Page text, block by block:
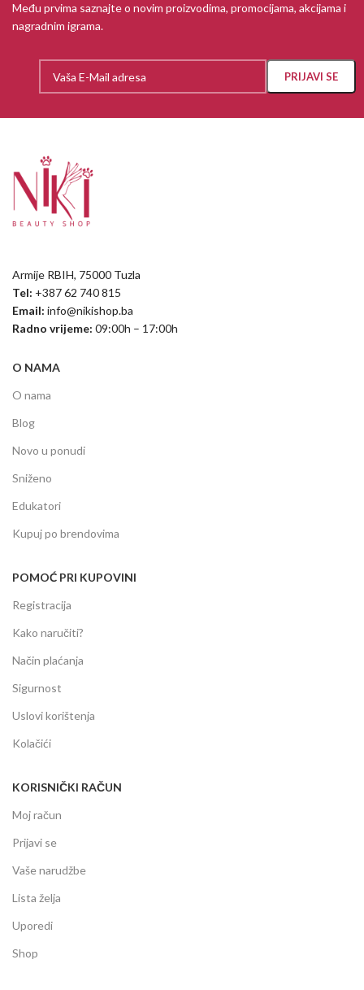
Među prvima saznajte o novim proizvodima, promocijama, akcijama i
nagradnim igrama.
Armije RBIH, 75000 Tuzla
Tel: +387 62 740 815
Email: info@nikishop.ba
Radno vrijeme: 09:00h – 17:00h
O NAMA
O nama
Blog
Novo u ponudi
Sniženo
Edukatori
Kupuj po brendovima
POMOĆ PRI KUPOVINI
Registracija
Kako naručiti?
Način plaćanja
Sigurnost
Uslovi korištenja
Kolačići
KORISNIČKI RAČUN
Moj račun
Prijavi se
Vaše narudžbe
Lista želja
Uporedi
Shop